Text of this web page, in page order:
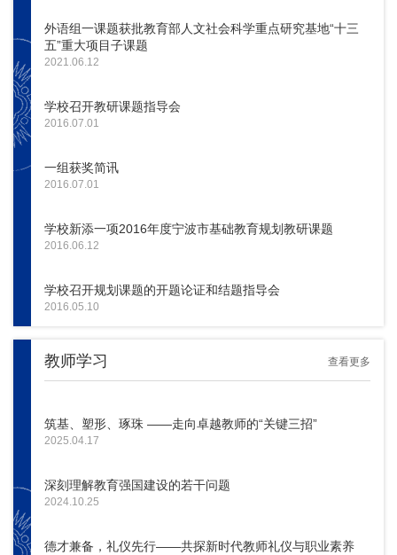
外语组一课题获批教育部人文社会科学重点研究基地“十三
五”重大项目子课题
2021.06.12
学校召开教研课题指导会
2016.07.01
一组获奖简讯
2016.07.01
学校新添一项2016年度宁波市基础教育规划教研课题
2016.06.12
学校召开规划课题的开题论证和结题指导会
2016.05.10
教师学习 查看更多
筑基、塑形、琢珠 ——走向卓越教师的“关键三招”
2025.04.17
深刻理解教育强国建设的若干问题
2024.10.25
德才兼备，礼仪先行——共探新时代教师礼仪与职业素养